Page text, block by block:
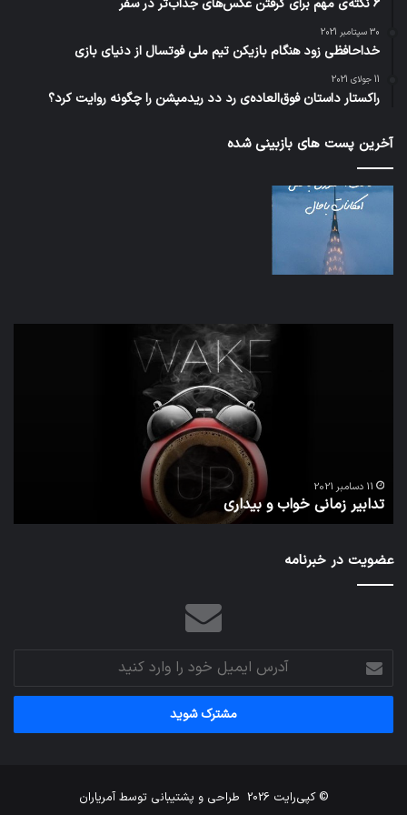
6 نکته‌ی مهم برای گرفتن عکس‌های جذاب‌تر در سفر
30 سپتامبر 2021
خداحافظی زود هنگام بازیکن تیم ملی فوتسال از دنیای بازی
11 جولای 2021
راکستار داستان فوق‌العاده‌ی رد دد ریدمپشن را چگونه روایت کرد؟
آخرین پست های بازبینی شده
11 دسامبر 2021
تدابیر زمانی خواب و بیداری
عضویت در خبرنامه
آدرس
ایمیل
خود
وارد
© کپی‌رایت 2026 طراحی و پشتیبانی توسطآمریاران